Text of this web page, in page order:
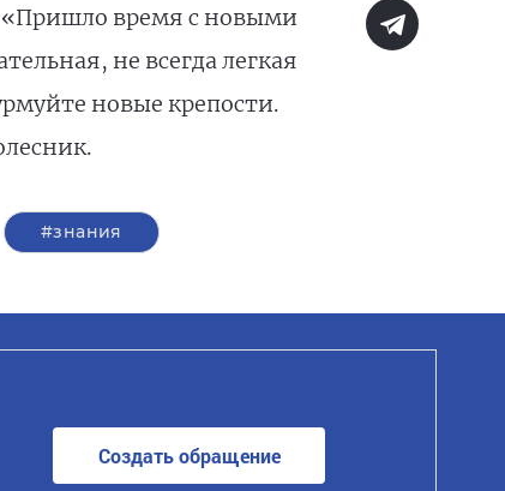
«Пришло время с новыми
не всегда легкая
новые крепости.
#знания
Создать обращение